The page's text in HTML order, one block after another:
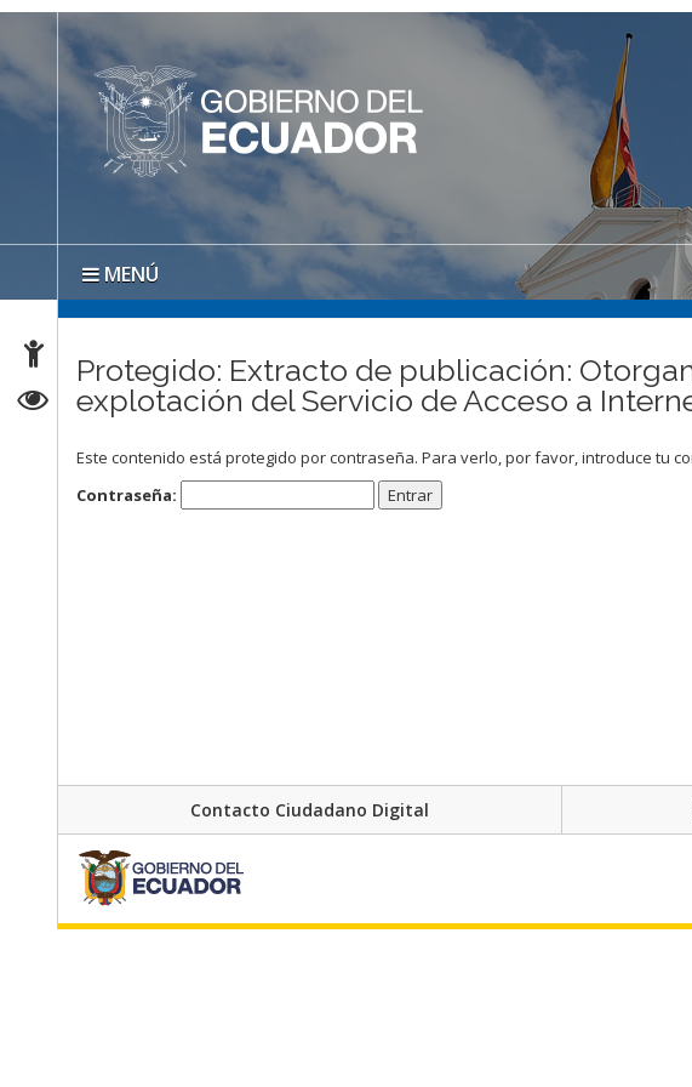
MENÚ
Protegido: Extracto de publicación:
explotación del Servicio de Acceso a
Este contenido está protegido por contraseña. Para verlo, por favor, introduce tu
Contraseña:
Contacto Ciudadano Digital